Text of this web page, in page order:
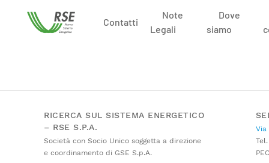
Contatti
Note
Legali
Dove
siamo
RICERCA SUL SISTEMA ENERGETICO
– RSE S.P.A.
Società con Socio Unico soggetta a direzione
e coordinamento di GSE S.p.A.
Via
Tel.
PEC